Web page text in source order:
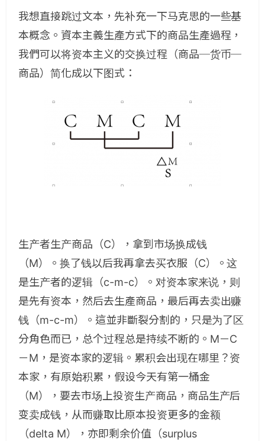
我想直接跳过文本，先补充一下马克思的一些基
本概念。資本主義生產方式下的商品生產過程，
我們可以将资本主义的交换过程（商品─货币─
商品）简化成以下图式：
生产者生产商品（C），拿到市场换成钱
（M）。换了钱以后我再拿去买衣服（C）。这
是生产者的逻辑（c-m-c）。对资本家来说，则
是先有资本，然后去生產商品，最后再去卖出赚
钱（m-c-m）。這並非斷裂分割的，只是为了区
分角色而已，总个过程总是持续不断的。M－C
－M，是资本家的逻辑。累积会出现在哪里？资
本家，有原始积累，假设今天有第一桶金
（M），要去市场上投资生产商品，商品生产后
变卖成钱，从而赚取比原本投资更多的金额
（delta M），亦即剩余价值（surplus